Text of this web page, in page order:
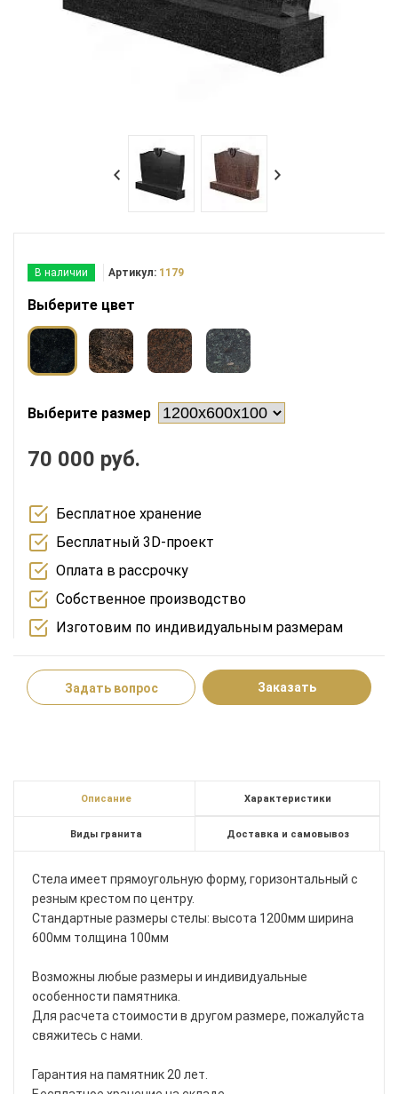
В наличии Артикул: 1179
Выберите цвет
Выберите размер
70 000 руб.
Бесплатное хранение
Бесплатный 3D-проект
Оплата в рассрочку
Собственное производство
Изготовим по индивидуальным размерам
Задать вопрос Заказать
Описание Характеристики
Виды гранита Доставка и самовывоз
Стела имеет прямоугольную форму, горизонтальный с
резным крестом по центру.
Стандартные размеры стелы: высота 1200мм ширина
600мм толщина 100мм
Возможны любые размеры и индивидуальные
особенности памятника.
Для расчета стоимости в другом размере, пожалуйста
свяжитесь с нами.
Гарантия на памятник 20 лет.